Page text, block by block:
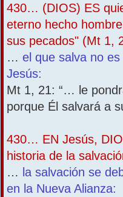
430… (DIOS) ES
eterno hecho
sus pecados" (Mt 1,
… el que salva no es
Jesús:
Mt 1, 21: “… le
porque Él salvará a
430… EN Jesús,
historia de la
… la salvación se
en la Nueva Alianza: